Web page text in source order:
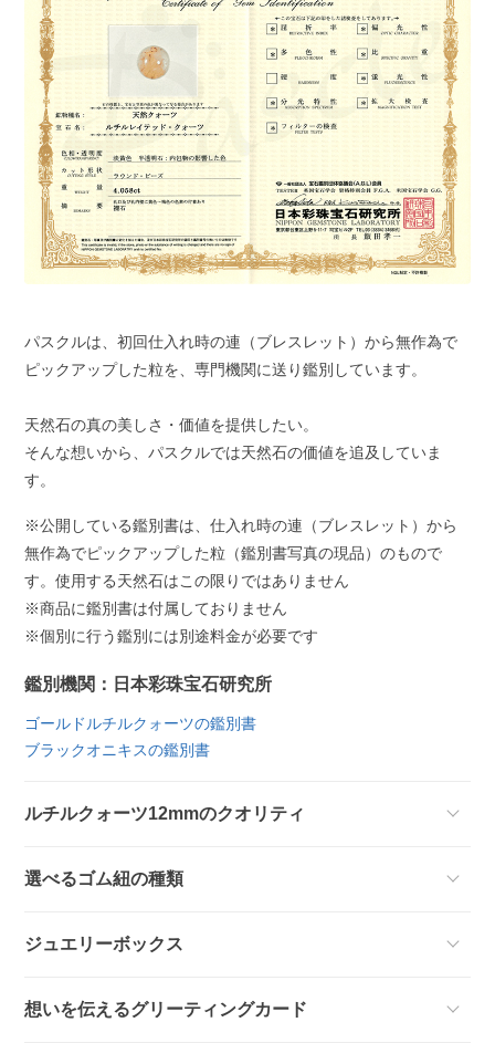
パスクルは、初回仕入れ時の連（ブレスレット）から無作為で
ピックアップした粒を、専門機関に送り鑑別しています。
天然石の真の美しさ・価値を提供したい。
そんな想いから、パスクルでは天然石の価値を追及していま
す。
※公開している鑑別書は、仕入れ時の連（ブレスレット）から
無作為でピックアップした粒（鑑別書写真の現品）のもので
す。使用する天然石はこの限りではありません
※商品に鑑別書は付属しておりません
※個別に行う鑑別には別途料金が必要です
鑑別機関：日本彩珠宝石研究所
ゴールドルチルクォーツの鑑別書
ブラックオニキスの鑑別書
ルチルクォーツ12mmのクオリティ
選べるゴム紐の種類
ジュエリーボックス
想いを伝えるグリーティングカード